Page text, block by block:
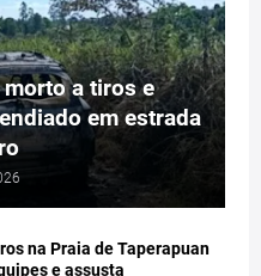
a tiros e
em estrada
na Praia de Taperapuan
e assusta